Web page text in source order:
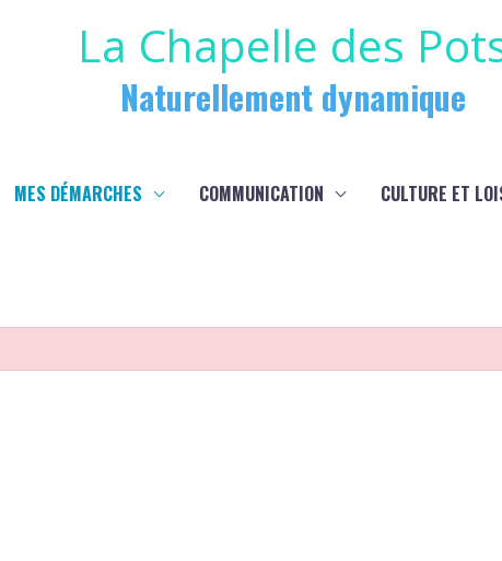
La Chapelle des
Naturellement dynamique
MES DÉMARCHES COMMUNICATION CULTURE ET